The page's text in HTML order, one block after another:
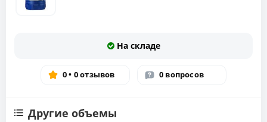
На складе
0 • 0 отзывов 0 вопросов
Другие объемы